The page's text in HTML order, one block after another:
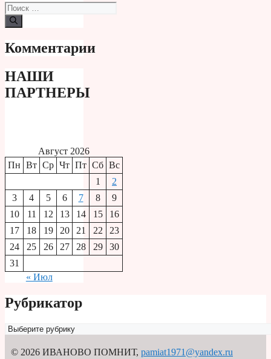
Поиск:
Комментарии
НАШИ
ПАРТНЕРЫ
Август 2026
Пн Вт Ср Чт Пт Сб Вс
1
2
3
4 5 6 7 8
9
10
11 12 13 14 15
16
17
18 19 20 21 22
23
24
25 26 27 28 29
30
31
« Июл
Рубрикатор
Рубрикатор
© 2026 ИВАНОВО ПОМНИТ, pamiat1971@yandex.ru